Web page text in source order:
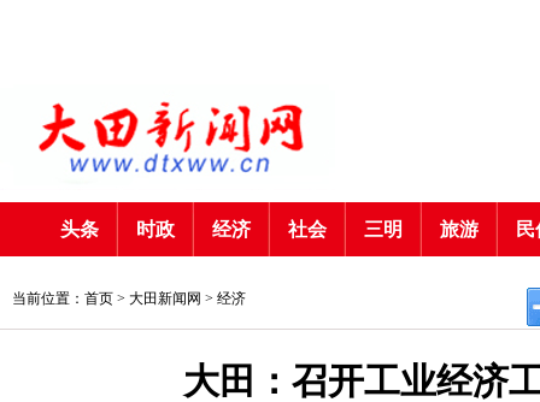
头条 时政 经济 社会 三明 旅游
当前位置：首页 > 大田新闻网 > 经济
大田：召开工业经济